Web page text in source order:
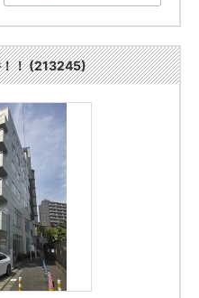
！！ (213245)